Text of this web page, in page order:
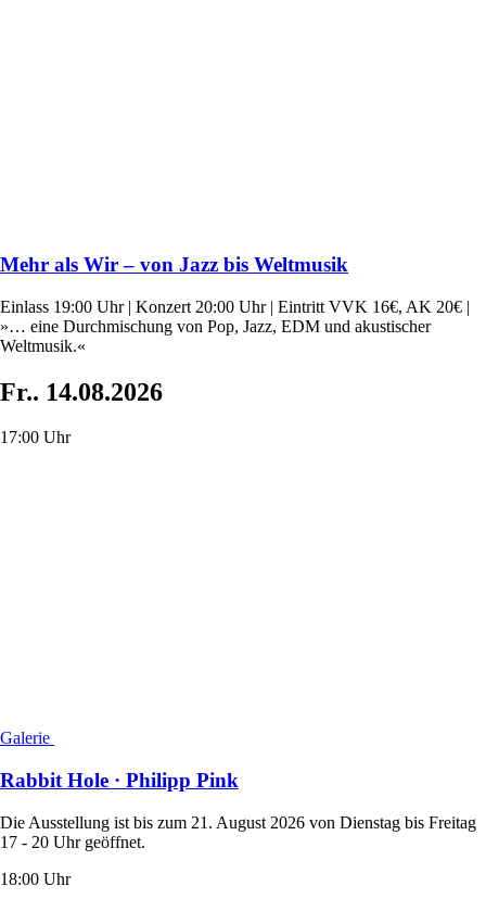
Mehr als Wir – von Jazz bis Weltmusik
Einlass 19:00 Uhr | Konzert 20:00 Uhr | Eintritt VVK 16€, AK 20€ |
»… eine Durchmischung von Pop, Jazz, EDM und akustischer
Weltmusik.«
Fr.. 14.08.2026
17:00 Uhr
Galerie
Rabbit Hole · Philipp Pink
Die Ausstellung ist bis zum 21. August 2026 von Dienstag bis Freitag
17 - 20 Uhr geöffnet.
18:00 Uhr